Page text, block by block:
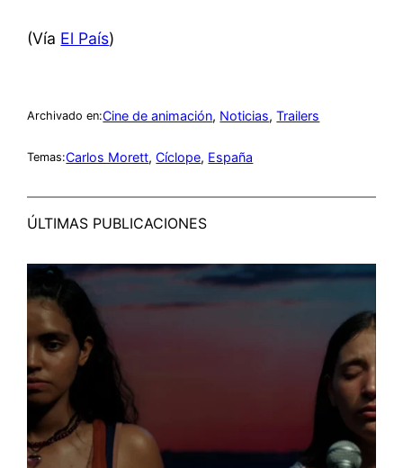
(Vía El País)
Archivado en:Cine de animación, Noticias, Trailers
Temas:Carlos Morett, Cíclope, España
ÚLTIMAS PUBLICACIONES